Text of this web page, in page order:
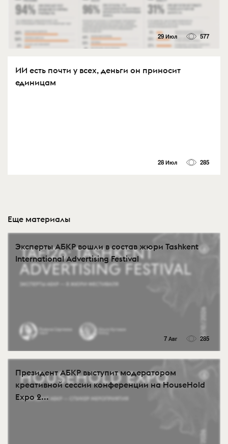
29 Июл 577
ИИ есть почти у всех, деньги он приносит
единицам
28 Июл 285
Еще материалы
Эксперты АБКР вошли в состав жюри Tashkent
International Advertising Festival
7 Авг 285
Президент АБКР выступит модератором
креативной сессии конференции на HouseHold
Expo 2...